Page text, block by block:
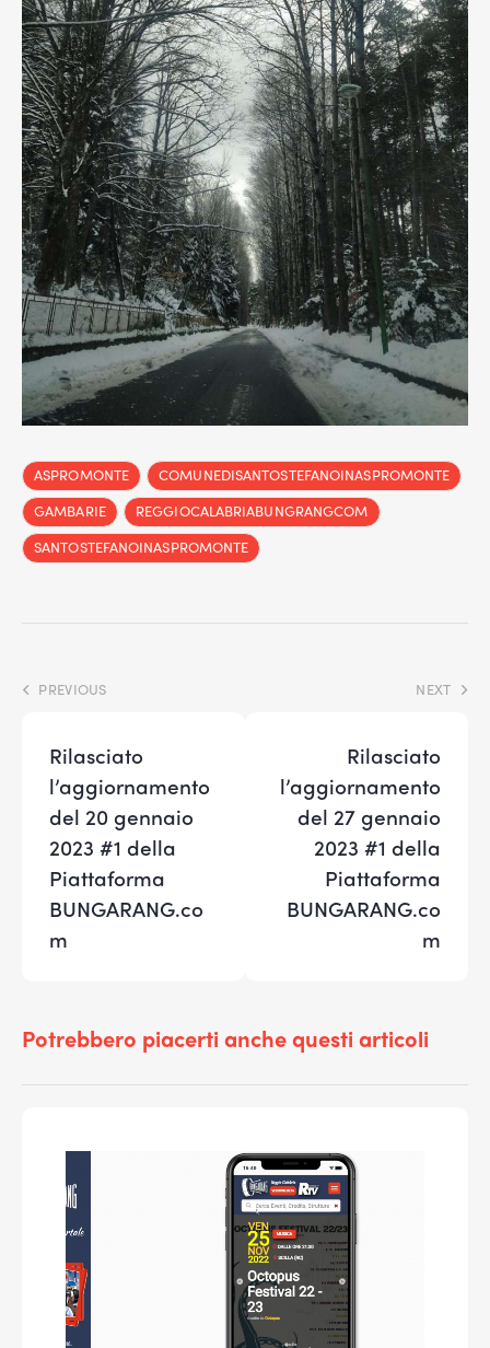
ASPROMONTE
COMUNEDISANTOSTEFANOINASPROMONTE
GAMBARIE
REGGIOCALABRIABUNGRANGCOM
SANTOSTEFANOINASPROMONTE
PREVIOUS
Rilasciato
l’aggiornamento
del 20 gennaio
2023 #1 della
Piattaforma
BUNGARANG.co
m
NEXT
Rilasciato
l’aggiornamento
del 27 gennaio
2023 #1 della
Piattaforma
BUNGARANG.co
m
Potrebbero piacerti anche questi articoli